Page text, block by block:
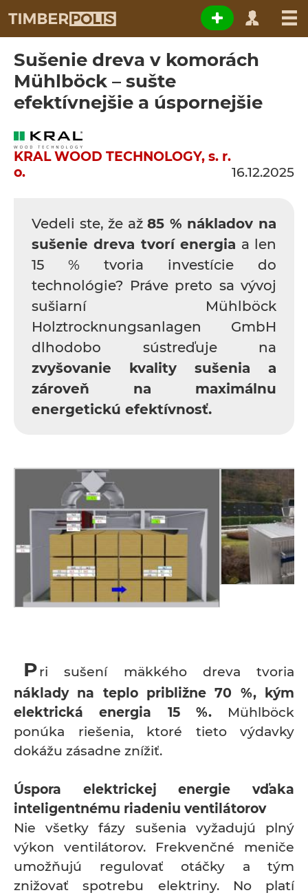
Sušenie dreva v komorách
Mühlböck – sušte
efektívnejšie a úspornejšie
KRAL WOOD TECHNOLOGY, s. r.
o.
16.12.2025
Vedeli ste, že až85 % nákladov na
sušenie dreva tvorí energia a len
15 % tvoria investície do
technológie? Práve preto sa vývoj
sušiarní Mühlböck
Holztrocknungsanlagen GmbH
dlhodobo sústreďuje na
zvyšovanie kvality sušenia a
zároveň na maximálnu
energetickú efektívnosť.
Pri sušení mäkkého dreva tvoria
náklady na teplo približne 70 %, kým
elektrická energia 15 %.Mühlböck
ponúka riešenia, ktoré tieto výdavky
dokážu zásadne znížiť.
Úspora elektrickej energie vďaka
inteligentnému riadeniu ventilátorov
Nie všetky fázy sušenia vyžadujú plný
výkon ventilátorov. Frekvenčné meniče
umožňujú regulovať otáčky a tým
znižovať spotrebu elektriny. No platí